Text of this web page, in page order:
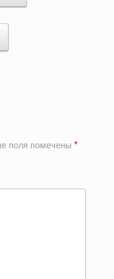
поля помечены *